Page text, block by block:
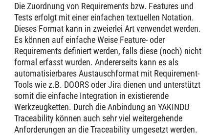
Die Zuordnung von Requirements bzw. Features und
Tests erfolgt mit einer einfachen textuellen Notation.
Dieses Format kann in zweierlei Art verwendet werden.
Es können auf einfache Weise Feature- oder
Requirements definiert werden, falls diese (noch) nicht
formal erfasst wurden. Andererseits kann es als
automatisierbares Austauschformat mit Requirement-
Tools wie z.B. DOORS oder Jira dienen und unterstützt
somit die einfache Integration in existierende
Werkzeugketten. Durch die Anbindung an YAKINDU
Traceability können auch sehr viel weitergehende
Anforderungen an die Traceability umgesetzt werden.